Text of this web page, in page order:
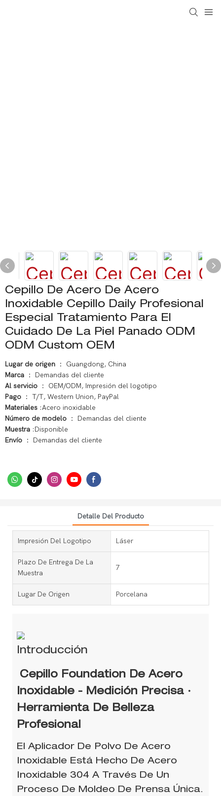
Cepillo De Acero De Acero
Inoxidable Cepillo Daily Profesional
Especial Tratamiento Para El
Cuidado De La Piel Panado ODM
ODM Custom OEM
Lugar de origen ： Guangdong, China
Marca ： Demandas del cliente
Al servicio ： OEM/ODM, Impresión del logotipo
Pago ： T/T, Western Union, PayPal
Materiales :Acero inoxidable
Número de modelo ： Demandas del cliente
Muestra :Disponible
Envío ： Demandas del cliente
Detalle Del Producto
Impresión Del Logotipo Láser
Plazo De Entrega De La
Muestra
7
Lugar De Origen Porcelana
Introducción
Cepillo Foundation De Acero
Inoxidable - Medición Precisa ·
Herramienta De Belleza
Profesional
El Aplicador De Polvo De Acero
Inoxidable Está Hecho De Acero
Inoxidable 304 A Través De Un
Proceso De Moldeo De Prensa Única.